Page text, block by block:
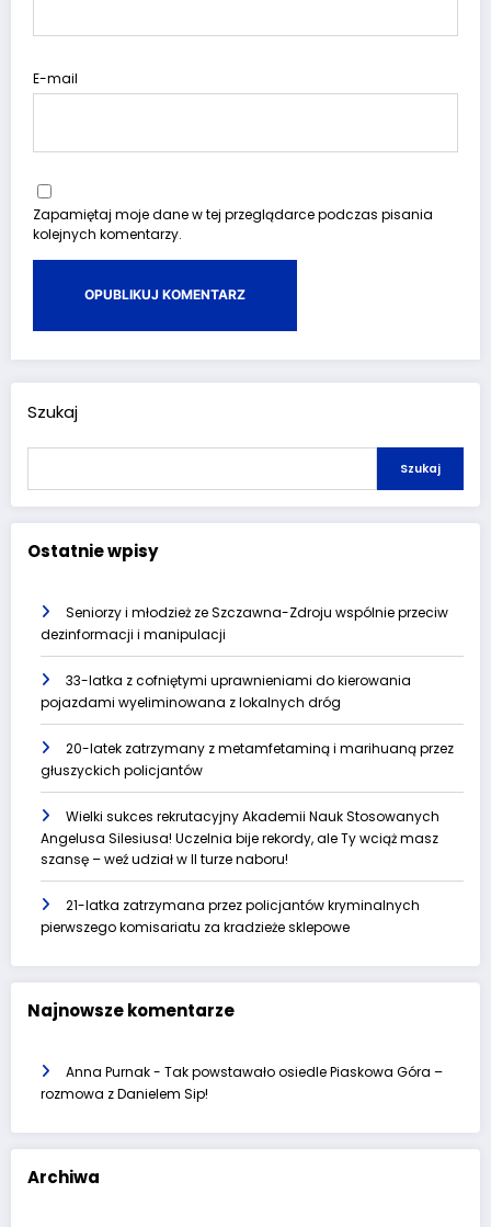
E-mail
Zapamiętaj moje dane w tej przeglądarce podczas pisania
kolejnych komentarzy.
Szukaj
Szukaj
Ostatnie wpisy
Seniorzy i młodzież ze Szczawna-Zdroju wspólnie przeciw
dezinformacji i manipulacji
33-latka z cofniętymi uprawnieniami do kierowania
pojazdami wyeliminowana z lokalnych dróg
20-latek zatrzymany z metamfetaminą i marihuaną przez
głuszyckich policjantów
Wielki sukces rekrutacyjny Akademii Nauk Stosowanych
Angelusa Silesiusa! Uczelnia bije rekordy, ale Ty wciąż masz
szansę – weź udział w II turze naboru!
21-latka zatrzymana przez policjantów kryminalnych
pierwszego komisariatu za kradzieże sklepowe
Najnowsze komentarze
Anna Purnak- Tak powstawało osiedle Piaskowa Góra –
rozmowa z Danielem Sip!
Archiwa